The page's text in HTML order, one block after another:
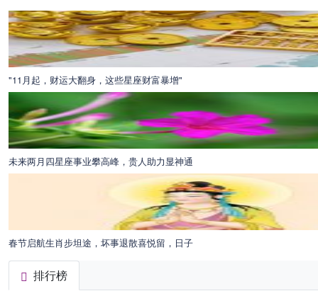
"11月起，财运大翻身，这些星座财富暴增"
未来两月四星座事业攀高峰，贵人助力显神通
春节启航生肖步坦途，坏事退散喜悦留，日子
排行榜